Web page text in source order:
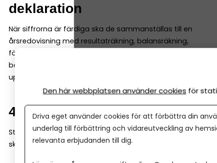
deklaration
När siffrorna är färdiga ska de sammanställas till en
årsredovisning med resultaträkning, balansräkning,
förvaltningsberättelse och noter. Samtidigt räknas
bolagsskatten fram och företagets deklaration
upprättas.
4. Håll årsstämma
Styrelsen ska skriva under årsredovisningen och bolaget
ska hålla årsstämma där resultatet fastställs.
Den här webbplatsen använder cookies för
Driva eget använder cookies för att förbättra din
underlag till förbättring och vidareutveckling av
relevanta erbjudanden till dig.